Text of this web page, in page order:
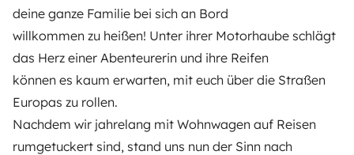
deine ganze Familie bei sich an Bord
willkommen zu heißen! Unter ihrer Motorhaube schlägt
das Herz einer Abenteurerin und ihre Reifen
können es kaum erwarten, mit euch über die Straßen
Europas zu rollen.
Nachdem wir jahrelang mit Wohnwagen auf Reisen
rumgetuckert sind, stand uns nun der Sinn nach
roadside assistance included. Connect, explore, and
make every journey unforgettable with Yescapa!
3.53/5 on 314 customer reviews on Trusted Shops
Instagram
X PinterestFacebook